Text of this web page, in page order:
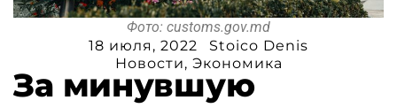
Фото: customs.gov.md
18 июля, 2022
Stoico Denis
Новости, Экономика
За минувшую